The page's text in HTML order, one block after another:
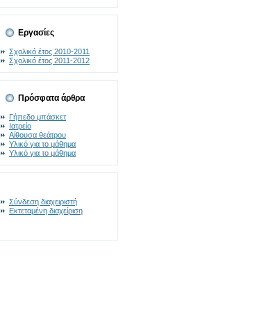
Εργασίες
Σχολικό έτος 2010-2011
Σχολικό έτος 2011-2012
Πρόσφατα άρθρα
Γήπεδο μπάσκετ
Ιατρείο
Αίθουσα θεάτρου
Υλικό για το μάθημα
Υλικό για το μάθημα
Σύνδεση διαχειριστή
Εκτεταμένη διαχείριση